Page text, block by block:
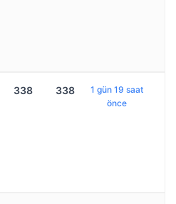
338 338
1 gün 19 saat
önce